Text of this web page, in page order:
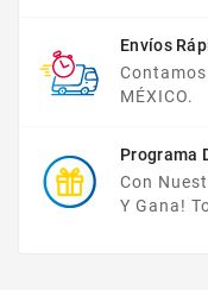
Envíos
Contamos
MÉXICO.
Programa
Con
Y Gana!